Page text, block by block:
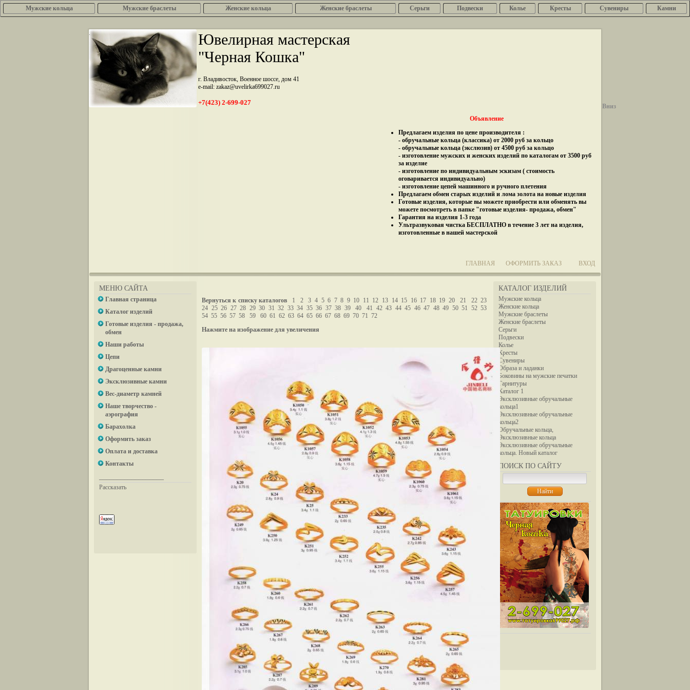
Мужские кольца Мужские браслеты Женcкие кольца Женские браслеты Серьги Подвески Колье Кресты Сувениры Камни
.
Ювелирная мастерская
"Черная Кошка"
г. Владивосток, Военное шоссе, дом 41
e-mail: zakaz@uvelirka699027.ru
+7(423) 2-699-027
Объявление
Предлагаем изделия по цене производителя :
- обручальные кольца (классика) от 2000 руб за кольцо
- обручальные кольца (экслюзив) от 4500 руб за кольцо
- изготовление мужских и женских изделий по каталогам от 3500 руб
за изделие
- изготовление по индивидуальным эскизам ( стоимость
оговаривается индивидуально)
- изготовление цепей машинного и ручного плетения
Предлагаем обмен старых изделий и лома золота на новые изделия
Готовые изделия, которые вы можете приобрести или обменять вы
можете посмотреть в папке "готовые изделия- продажа, обмен"
Гарантия на изделия 1-3 года
Ультразвуковая чистка БЕСПЛАТНО в течение 3 лет на изделия,
изготовленные в нашей мастерской
ГЛАВНАЯ ОФОРМИТЬ ЗАКАЗ ВХОД
МЕНЮ САЙТА
Главная страница
Каталог изделий
Готовые изделия - продажа,
обмен
Наши работы
Цепи
Драгоценные камни
Эксклюзивные камни
Вес-диаметр камней
Наше творчество -
аэрография
Барахолка
Оформить заказ
Оплата и доставка
Контакты
Рассказать
КАТАЛОГ ИЗДЕЛИЙ
Мужские кольца
Женские кольца
Мужские браслеты
Женские браслеты
Серьги
Подвески
Колье
Кресты
Сувениры
Образа и ладанки
Боковины на мужские печатки
Гарнитуры
Каталог 1
Эксклюзивные обручальные
кольца1
Эксклюзивные обручальные
кольца2
Обручальные кольца,
Эксклюзивные кольца
Эксклюзивные обручальные
кольца. Новый каталог
ПОИСК ПО САЙТУ
Вернуться к списку каталогов 1 2 3 4 5 6 7 8 9 10 11 12 13 14 15 16 17 18 19 20 21 22 23
24 25 26 27 28 29 30 31 32 33 34 35 36 37 38 39 40 41 42 43 44 45 46 47 48 49 50 51 52 53
54 55 56 57 58 59 60 61 62 63 64 65 66 67 68 69 70 71 72
Нажмите на изображение для увеличения
Вниз